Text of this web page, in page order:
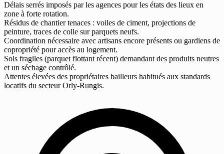
Délais serrés imposés par les agences pour les états des lieux en
zone à forte rotation.
Résidus de chantier tenaces : voiles de ciment, projections de
peinture, traces de colle sur parquets neufs.
Coordination nécessaire avec artisans encore présents ou gardiens de
copropriété pour accès au logement.
Sols fragiles (parquet flottant récent) demandant des produits neutres
et un séchage contrôlé.
Attentes élevées des propriétaires bailleurs habitués aux standards
locatifs du secteur Orly-Rungis.